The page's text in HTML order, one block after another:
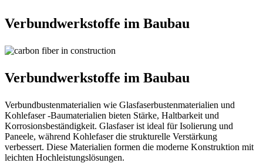
Verbundwerkstoffe im Baubau
Verbundwerkstoffe im Baubau
Verbundbustenmaterialien wie Glasfaserbustenmaterialien und
Kohlefaser -Baumaterialien bieten Stärke, Haltbarkeit und
Korrosionsbeständigkeit. Glasfaser ist ideal für Isolierung und
Paneele, während Kohlefaser die strukturelle Verstärkung
verbessert. Diese Materialien formen die moderne Konstruktion mit
leichten Hochleistungslösungen.